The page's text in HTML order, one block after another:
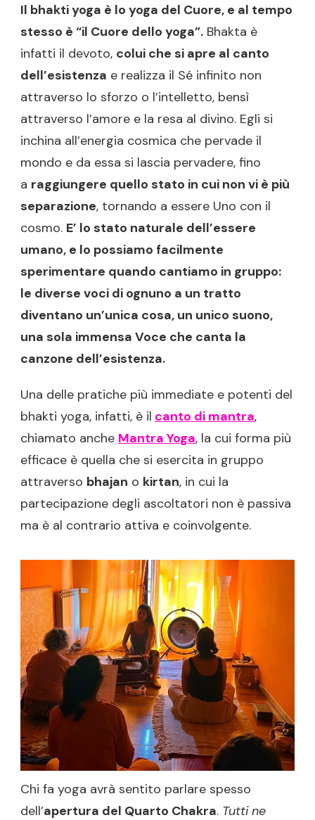
Il bhakti yoga è lo yoga del Cuore, e al tempo
stesso è “il Cuore dello yoga”. Bhakta è
infatti il devoto, colui che si apre al canto
dell’esistenza e realizza il Sé infinito non
attraverso lo sforzo o l’intelletto, bensì
attraverso l’amore e la resa al divino. Egli si
inchina all’energia cosmica che pervade il
mondo e da essa si lascia pervadere, fino
a raggiungere quello stato in cui non vi è più
separazione, tornando a essere Uno con il
cosmo. E’ lo stato naturale dell’essere
umano, e lo possiamo facilmente
sperimentare quando cantiamo in gruppo:
le diverse voci di ognuno a un tratto
diventano un’unica cosa, un unico suono,
una sola immensa Voce che canta la
canzone dell’esistenza.
Una delle pratiche più immediate e potenti del
bhakti yoga, infatti, è il canto di mantra,
chiamato anche Mantra Yoga, la cui forma più
efficace è quella che si esercita in gruppo
attraverso bhajan o kirtan, in cui la
partecipazione degli ascoltatori non è passiva
ma è al contrario attiva e coinvolgente.
Chi fa yoga avrà sentito parlare spesso
dell’apertura del Quarto Chakra. Tutti ne